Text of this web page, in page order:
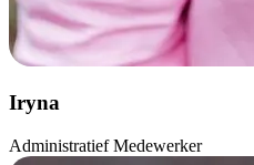
Iryna
Administratief Medewerker